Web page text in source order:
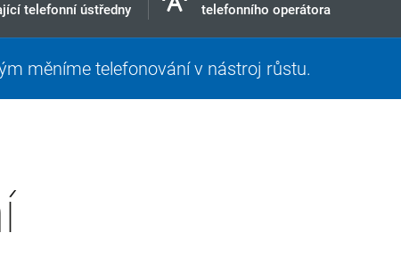
telefonní ústředny
telefonního operátora
měníme telefonování v nástroj růstu.